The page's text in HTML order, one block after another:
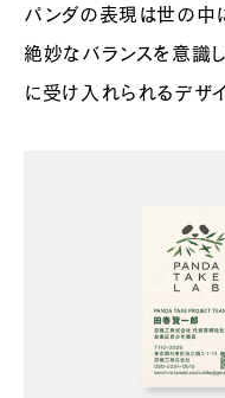
パンダの表現は世の中
絶妙なバランスを意識
に受け入れられるデザイ